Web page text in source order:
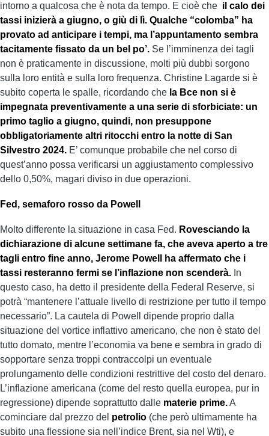
intorno a qualcosa che è nota da tempo. E cioè che il calo dei
tassi inizierà a giugno, o giù di lì. Qualche “colomba” ha
provato ad anticipare i tempi, ma l’appuntamento sembra
tacitamente fissato da un bel po’. Se l’imminenza dei tagli
non è praticamente in discussione, molti più dubbi sorgono
sulla loro entità e sulla loro frequenza. Christine Lagarde si è
subito coperta le spalle, ricordando che la Bce non si è
impegnata preventivamente a una serie di sforbiciate: un
primo taglio a giugno, quindi, non presuppone
obbligatoriamente altri ritocchi entro la notte di San
Silvestro 2024. E’ comunque probabile che nel corso di
quest’anno possa verificarsi un aggiustamento complessivo
dello 0,50%, magari diviso in due operazioni.
Fed, semaforo rosso da Powell
Molto differente la situazione in casa Fed. Rovesciando la
dichiarazione di alcune settimane fa, che aveva aperto a tre
tagli entro fine anno, Jerome Powell ha affermato che i
tassi resteranno fermi se l’inflazione non scenderà. In
questo caso, ha detto il presidente della Federal Reserve, si
potrà “mantenere l’attuale livello di restrizione per tutto il tempo
necessario”. La cautela di Powell dipende proprio dalla
situazione del vortice inflattivo americano, che non è stato del
tutto domato, mentre l’economia va bene e sembra in grado di
sopportare senza troppi contraccolpi un eventuale
prolungamento delle condizioni restrittive del costo del denaro.
L’inflazione americana (come del resto quella europea, pur in
regressione) dipende soprattutto dalle materie prime.A
cominciare dal prezzo del petrolio (che però ultimamente ha
subito una flessione sia nell’indice Brent, sia nel Wti), e